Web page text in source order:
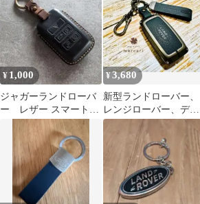
¥ 1,000
ジャガーランドローバ
ー レザー スマートキ
ーケース
¥3,680
新型ランドローバー、
レンジローバー、ディ
フェンダー、革キーケ
ース取付簡単 高級感